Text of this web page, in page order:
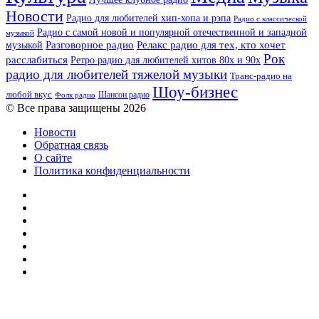
Новости Радио для любителей хип-хопа и рэпа Радио с классической
музыкой Радио с самой новой и популярной отечественной и западной
музыкой Разговорное радио Релакс радио для тех, кто хочет
расслабиться Ретро радио для любителей хитов 80х и 90х Рок
радио для любителей тяжелой музыки Транс-радио на
любой вкус Фолк радио Шансон радио Шоу-бизнес
© Все права защищены 2026
Новости
Обратная связь
О сайте
Политика конфиденциальности